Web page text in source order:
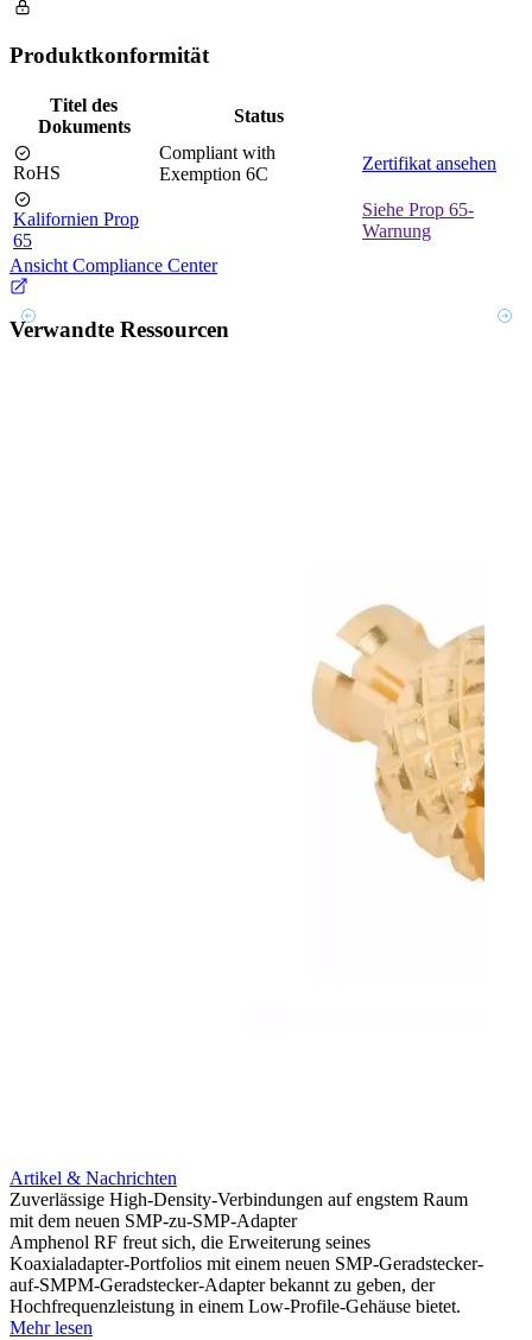
Produktkonformität
Titel des
Dokuments
Status
RoHS
Compliant with
Exemption 6C
Zertifikat ansehen
Kalifornien Prop
65
Siehe Prop 65-
Warnung
Ansicht Compliance Center
Verwandte Ressourcen
Artikel & Nachrichten
Zuverlässige High-Density-Verbindungen auf engstem Raum
mit dem neuen SMP-zu-SMP-Adapter
Amphenol RF freut sich, die Erweiterung seines
Koaxialadapter-Portfolios mit einem neuen SMP-Geradstecker-
auf-SMPM-Geradstecker-Adapter bekannt zu geben, der
Hochfrequenzleistung in einem Low-Profile-Gehäuse bietet.
Mehr lesen